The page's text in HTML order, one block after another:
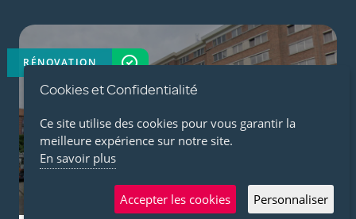
RÉNOVATIONTERMINÉ
Cookies et Confidentialité
Ce site utilise des cookies pour vous garantir la
meilleure expérience sur notre site.
En savoir plus
Accepter les cookies Personnaliser